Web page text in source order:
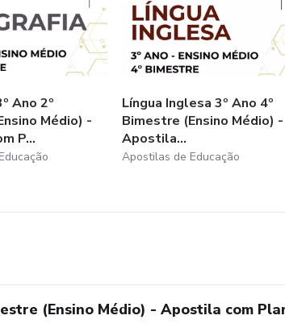
Ano 2º
Médio) -
P...
Língua Inglesa 3º Ano 4º
Bimestre (Ensino Médio) -
Apostila...
Apostilas de Educação
(Ensino Médio) - Apostila com